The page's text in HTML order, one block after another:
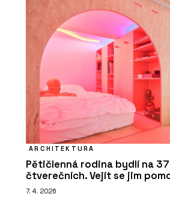
ARCHITEKTURA
Pětičlenná rodina bydlí na
čtverečních. Vejít se jim
7. 4. 2026